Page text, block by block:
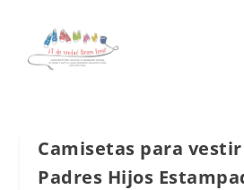
Camisetas para
Padres Hijos